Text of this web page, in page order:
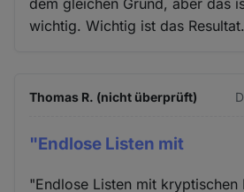
dem gleichen Grund, aber das
wichtig. Wichtig ist das Resultat.
Thomas R. (nicht überprüft)
"Endlose Listen mit
"Endlose Listen mit kryptischen